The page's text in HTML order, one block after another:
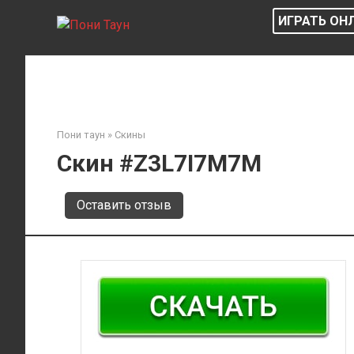
ИГРАТЬ
Пони таун » Скины
Скин #Z3L7I7M7M
Оставить отзыв